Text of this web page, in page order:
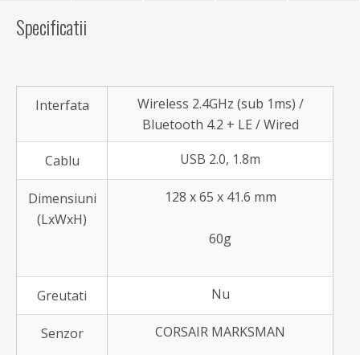
Specificatii
Interfata
Wireless 2.4GHz (sub 1ms) /
Bluetooth 4.2 + LE / Wired
Cablu USB 2.0, 1.8m
Dimensiuni
(LxWxH)
128 x 65 x 41.6 mm
60g
Greutati Nu
Senzor CORSAIR MARKSMAN